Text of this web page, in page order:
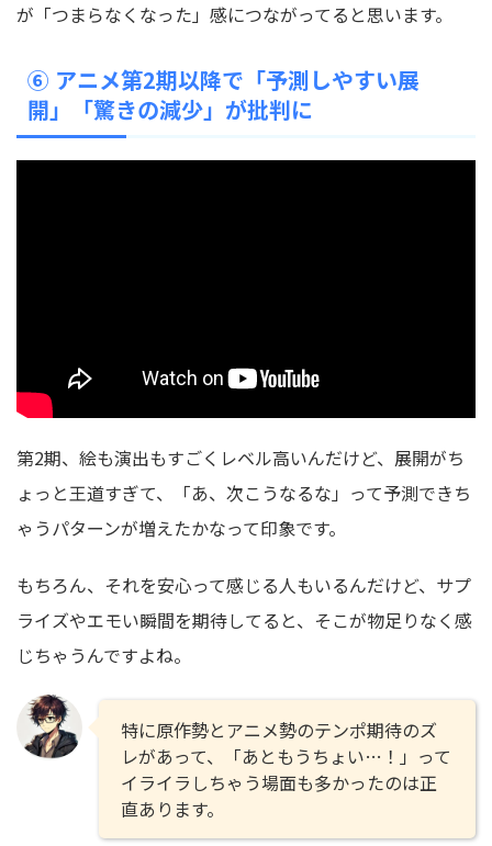
が「つまらなくなった」感につながってると思います。
⑥ アニメ第2期以降で「予測しやすい展
開」「驚きの減少」が批判に
第2期、絵も演出もすごくレベル高いんだけど、展開がち
ょっと王道すぎて、「あ、次こうなるな」って予測できち
ゃうパターンが増えたかなって印象です。
もちろん、それを安心って感じる人もいるんだけど、サプ
ライズやエモい瞬間を期待してると、そこが物足りなく感
じちゃうんですよね。
特に原作勢とアニメ勢のテンポ期待のズ
レがあって、「あともうちょい…！」って
イライラしちゃう場面も多かったのは正
直あります。